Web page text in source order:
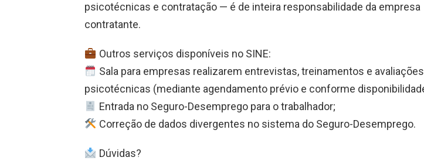
psicotécnicas e contratação — é de inteira responsabilidade da empresa
contratante.
Outros serviços disponíveis no SINE:
Sala para empresas realizarem entrevistas, treinamentos e avaliações
psicotécnicas (mediante agendamento prévio e conforme
Entrada no Seguro-Desemprego para o trabalhador;
Correção de dados divergentes no sistema do Seguro-Desemprego.
Dúvidas?